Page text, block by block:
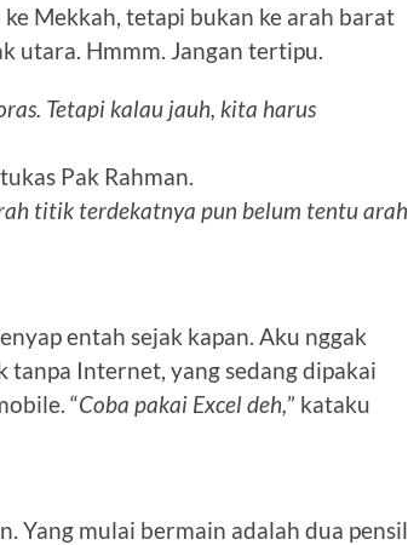
Mekkah, tetapi bukan ke arah barat
utara. Hmmm. Jangan tertipu.
Tetapi kalau jauh, kita harus
tukas Pak Rahman.
titik terdekatnya pun belum tentu arah
entah sejak kapan. Aku nggak
Internet, yang sedang dipakai
“Coba pakai Excel deh, ” kataku
Yang mulai bermain adalah dua pensil